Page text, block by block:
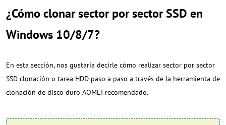
¿Cómo clonar sector por sector SSD en
Windows 10/8/7?
En esta sección, nos gustaría decirle cómo realizar sector por sector
SSD clonación o tarea HDD paso a paso a través de la herramienta de
clonación de disco duro AOMEI recomendado.